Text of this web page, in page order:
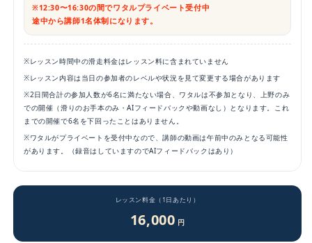
※12:30〜16:30の間でワタルプライベート受付中
途中から講師1名体制になります。
※レッスン時間中の滑走料金はレッスン料に含まれていません
※レッスン内容は当日の参加者のレベルや状況を見て変更する場合があります
※2日間合計の参加人数が6名に満たない場合、ワタルは不参加となり、上野のみ
での開催（滑りのお手本のみ・AIフィードバックや動画なし）となります。これ
までの開催で6名を下回ったことはありません。
※ワタルがプライベートを受付中なので、講師の動画は午前中のみとなる可能性
があります。（録音はしていますのでAIフィードバックはあり）
レッスン料金（1日あたり）
16,000 円